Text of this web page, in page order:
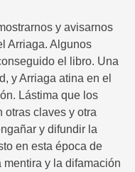
y avisarnos
Arriaga. Algunos
el libro. Una
y Arriaga atina en el
Lástima que los
otras claves y otra
y difundir la
en esta época de
y la difamación